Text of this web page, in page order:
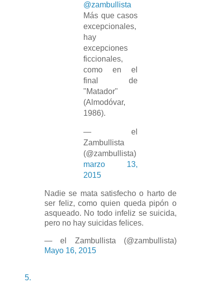
@zambullista
Más que casos
excepcionales,
hay
excepciones
ficcionales,
como en el
final de
"Matador"
(Almodóvar,
1986).
— el
Zambullista
(@zambullista)
marzo 13,
2015
Nadie se mata satisfecho o harto de
ser feliz, como quien queda pipón o
asqueado. No todo infeliz se suicida,
pero no hay suicidas felices.
— el Zambullista (@zambullista)
Mayo 16, 2015
5.